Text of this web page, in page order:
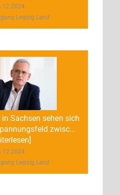
Leipzig Land
in Sachsen sehen sich
zwisc...
Leipzig Land